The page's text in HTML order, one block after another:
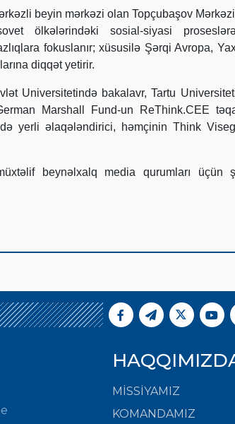
beyin mərkəzi olan Topçubaşov
ölkələrindəki sosial-siyasi
fokuslanır; xüsusilə Şərqi Avropa,
diqqət yetirir.
Universitetində bakalavr, Tartu
Marshall Fund-un ReThink.CEE
yerli əlaqələndirici, həmçinin Think
beynəlxalq media qurumları üçün
MISSIYAMIZ
KOMANDAMIZ